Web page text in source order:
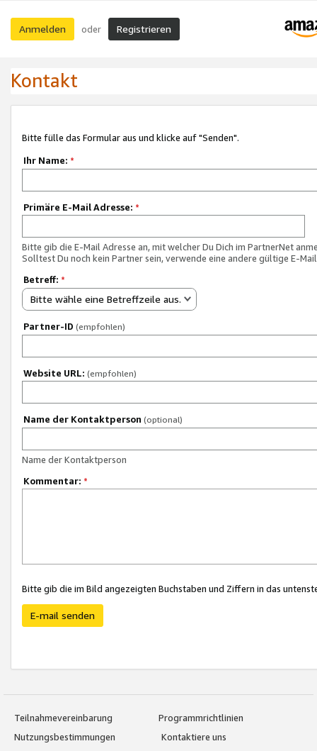
Anmelden oder Registrieren
Kontakt
Bitte fülle das Formular aus und klicke auf "Senden".
Ihr Name: *
Primäre E-Mail Adresse: *
Bitte gib die E-Mail Adresse an, mit welcher Du Dich im PartnerNet
Solltest Du noch kein Partner sein, verwende eine andere gültige E-
Betreff: *
Bitte wähle eine Betreffzeile aus.
Partner-ID (empfohlen)
Website URL: (empfohlen)
Name der Kontaktperson (optional)
Name der Kontaktperson
Kommentar: *
Bitte gib die im Bild angezeigten Buchstaben und Ziffern in das
E-mail senden
Teilnahmevereinbarung
Programmrichtlinien
Nutzungsbestimmungen
Kontaktiere uns